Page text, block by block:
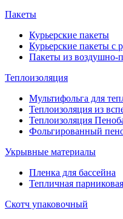
Пакеты
Курьерские пакеты
Курьерские пакеты с
Пакеты из воздушно-
Теплоизоляция
Мультифольга для
Теплоизоляция из
Теплоизоляция
Фольгированный
Укрывные материалы
Пленка для бассейна
Тепличная
Скотч упаковочный